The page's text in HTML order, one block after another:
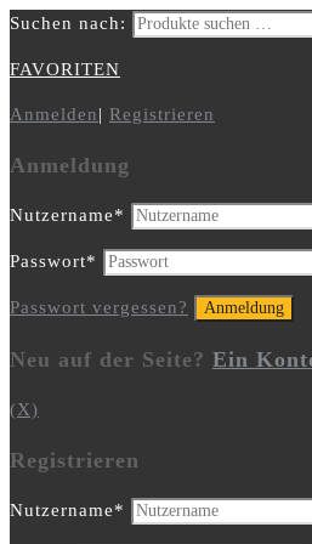
Suchen nach:
FAVORITEN
Anmelden| Registrieren
Anmeldung
Nutzername*
Passwort*
Passwort vergessen?
Neu auf der Seite? Ein
(X)
Registrieren
Nutzername*